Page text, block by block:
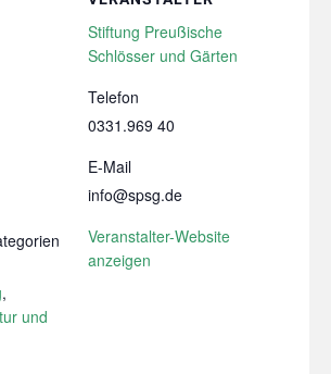
,
und
Stiftung Preußische
Schlösser und Gärten
Telefon
0331.969 40
E-Mail
info@spsg.de
Veranstalter-Website
anzeigen